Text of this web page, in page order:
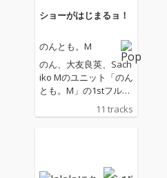
ショーがはじまるョ！
のんとも。M
のん、大友良英、Sach
iko Mのユニット「のん
とも。M」の1stフルア
ルバムついに登場！往
年の名曲「明日がある
に宴会フォーク、はて
11 tracks